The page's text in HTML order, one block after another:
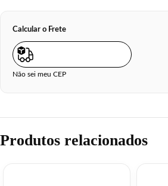
Calcular o Frete
Não sei meu CEP
Produtos relacionados